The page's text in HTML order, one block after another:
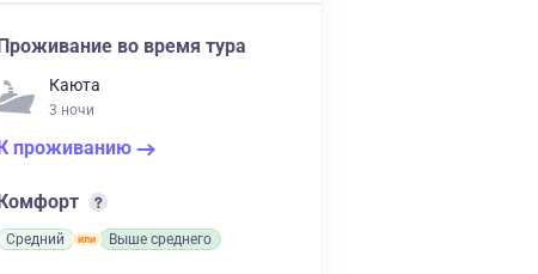
во время тура
Каюта
3 ночи
проживанию
Средний Выше среднего